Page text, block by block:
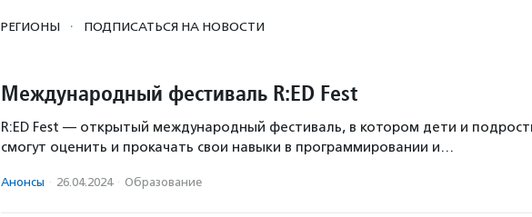
РЕГИОНЫ · ПОДПИСАТЬСЯ НА НОВОСТИ
Международный фестиваль R:ED Fest
R:ED Fest — открытый международный фестиваль, в котором дети и
смогут оценить и прокачать свои навыки в программировании и…
Анонсы · 26.04.2024 · Образование